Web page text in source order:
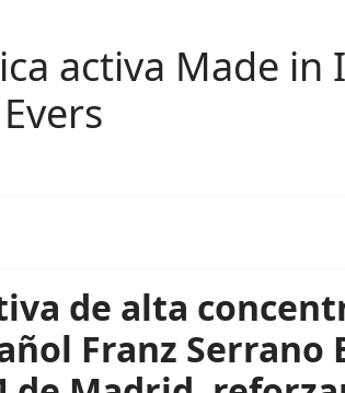
activa Made in
de alta
Franz Serrano